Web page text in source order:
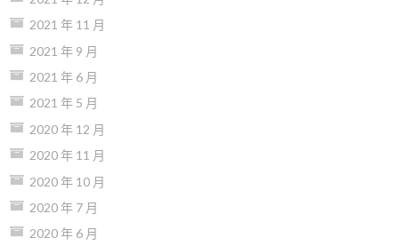
2021 年 11 月
2021 年 9 月
2021 年 6 月
2021 年 5 月
2020 年 12 月
2020 年 11 月
2020 年 10 月
2020 年 7 月
2020 年 6 月